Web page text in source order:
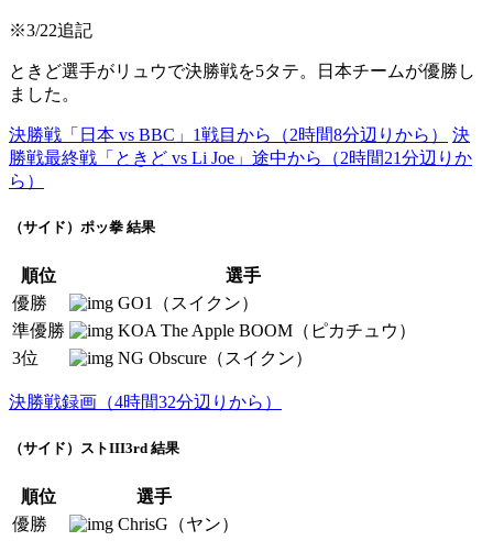
※3/22追記
ときど選手がリュウで決勝戦を5タテ。日本チームが優勝し
ました。
決勝戦「日本 vs BBC」1戦目から（2時間8分辺りから）
決
勝戦最終戦「ときど vs Li Joe」途中から（2時間21分辺りか
ら）
（サイド）ポッ拳 結果
順位
選手
優勝
GO1（スイクン）
準優勝
KOA The Apple BOOM（ピカチュウ）
3位
NG Obscure（スイクン）
決勝戦録画（4時間32分辺りから）
（サイド）ストIII3rd 結果
順位
選手
優勝
ChrisG（ヤン）